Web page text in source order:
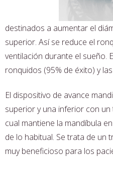
destinados a aumentar el
superior. Así se reduce el
ventilación durante el sueño.
ronquidos (95% de éxito) y
El dispositivo de avance
superior y una inferior con
cual mantiene la mandíbula
de lo habitual. Se trata de un
muy beneficioso para los